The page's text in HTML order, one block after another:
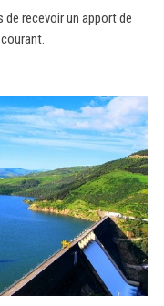
recevoir un apport de